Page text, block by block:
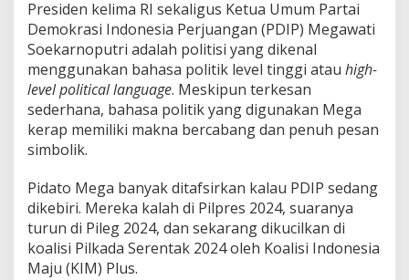
t
i
k
I
b
a
M
e
w
a
t
i
?
Presiden kelima RI sekaligus Ketua Umum Partai
Demokrasi Indonesia Perjuangan (PDIP) Megawati
Soekarnoputri adalah politisi yang dikenal
menggunakan bahasa politik level tinggi atau high-
level political language. Meskipun terkesan
sederhana, bahasa politik yang digunakan Mega
kerap memiliki makna bercabang dan penuh pesan
simbolik.
Pidato Mega banyak ditafsirkan kalau PDIP sedang
dikebiri. Mereka kalah di Pilpres 2024, suaranya
turun di Pileg 2024, dan sekarang dikucilkan di
koalisi Pilkada Serentak 2024 oleh Koalisi Indonesia
Maju (KIM) Plus.